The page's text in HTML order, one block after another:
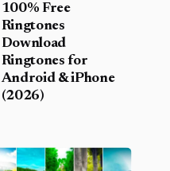
100% Free
Ringtones
Download
Ringtones for
Android & iPhone
(2026)